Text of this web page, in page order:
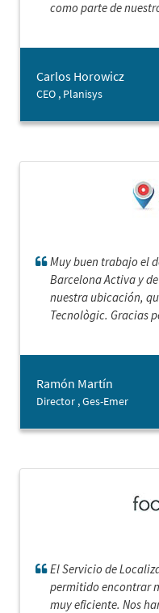
como parte de
Carlos Horowicz
CEO , Planisys
Muy buen trabajo el
Barcelona Activa y
nuestra ubicación,
Tecnològic. Gracias
Ramón Martín
Director , Ges-Emer
El Servicio de
permitido encontrar
muy eficiente. Nos